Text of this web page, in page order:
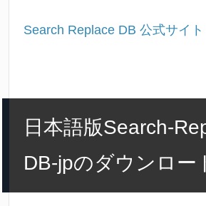
Search Replace DB 公式サイト
日本語版Search-
DB-jpのダウンロー